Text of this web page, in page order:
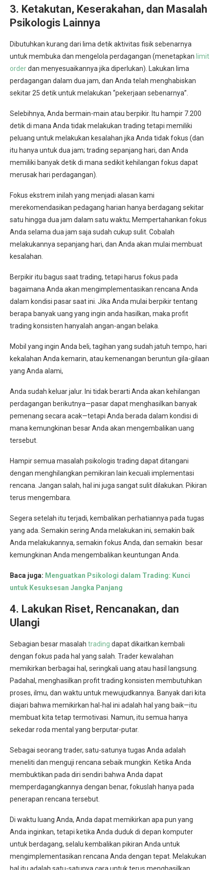
3. Ketakutan, Keserakahan, dan Masalah
Psikologis Lainnya
Dibutuhkan kurang dari lima detik aktivitas fisik sebenarnya
untuk membuka dan mengelola perdagangan (menetapkan limit
orderdan menyesuaikannya jika diperlukan). Lakukan lima
perdagangan dalam dua jam, dan Anda telah menghabiskan
sekitar 25 detik untuk melakukan “pekerjaan sebenarnya”.
Selebihnya, Anda bermain-main atau berpikir. Itu hampir 7.200
detik di mana Anda tidak melakukan trading tetapi memiliki
peluang untuk melakukan kesalahan jika Anda tidak fokus (dan
itu hanya untuk dua jam; trading sepanjang hari, dan Anda
memiliki banyak detik di mana sedikit kehilangan fokus dapat
merusak hari perdagangan).
Fokus ekstrem inilah yang menjadi alasan kami
merekomendasikan pedagang harian hanya berdagang sekitar
satu hingga dua jam dalam satu waktu; Mempertahankan fokus
Anda selama dua jam saja sudah cukup sulit. Cobalah
melakukannya sepanjang hari, dan Anda akan mulai membuat
kesalahan.
Berpikir itu bagus saat trading, tetapi harus fokus pada
bagaimana Anda akan mengimplementasikan rencana Anda
dalam kondisi pasar saat ini. Jika Anda mulai berpikir tentang
berapa banyak uang yang ingin anda hasilkan, maka profit
trading konsisten hanyalah angan-angan belaka.
Mobil yang ingin Anda beli, tagihan yang sudah jatuh tempo, hari
kekalahan Anda kemarin, atau kemenangan beruntun gila-gilaan
yang Anda alami,
Anda sudah keluar jalur. Ini tidak berarti Anda akan kehilangan
perdagangan berikutnya—pasar dapat menghasilkan banyak
pemenang secara acak—tetapi Anda berada dalam kondisi di
mana kemungkinan besar Anda akan mengembalikan uang
tersebut.
Hampir semua masalah psikologis trading dapat ditangani
dengan menghilangkan pemikiran lain kecuali implementasi
rencana. Jangan salah, hal ini juga sangat sulit dilakukan. Pikiran
terus mengembara.
Segera setelah itu terjadi, kembalikan perhatiannya pada tugas
yang ada. Semakin sering Anda melakukan ini, semakin baik
Anda melakukannya, semakin fokus Anda, dan semakin besar
kemungkinan Anda mengembalikan keuntungan Anda.
Baca juga: Menguatkan Psikologi dalam Trading: Kunci
untuk Kesuksesan Jangka Panjang
4. Lakukan Riset, Rencanakan, dan
Ulangi
Sebagian besar masalah trading dapat dikaitkan kembali
dengan fokus pada hal yang salah. Trader kewalahan
memikirkan berbagai hal, seringkali uang atau hasil langsung.
Padahal, menghasilkan profit trading konsisten membutuhkan
proses, ilmu, dan waktu untuk mewujudkannya. Banyak dari kita
diajari bahwa memikirkan hal-hal ini adalah hal yang baik—itu
membuat kita tetap termotivasi. Namun, itu semua hanya
sekedar roda mental yang berputar-putar.
Sebagai seorang trader, satu-satunya tugas Anda adalah
meneliti dan menguji rencana sebaik mungkin. Ketika Anda
membuktikan pada diri sendiri bahwa Anda dapat
memperdagangkannya dengan benar, fokuslah hanya pada
penerapan rencana tersebut.
Di waktu luang Anda, Anda dapat memikirkan apa pun yang
Anda inginkan, tetapi ketika Anda duduk di depan komputer
untuk berdagang, selalu kembalikan pikiran Anda untuk
mengimplementasikan rencana Anda dengan tepat. Melakukan
hal itu adalah satu-satunya cara untuk terus menghasilkan